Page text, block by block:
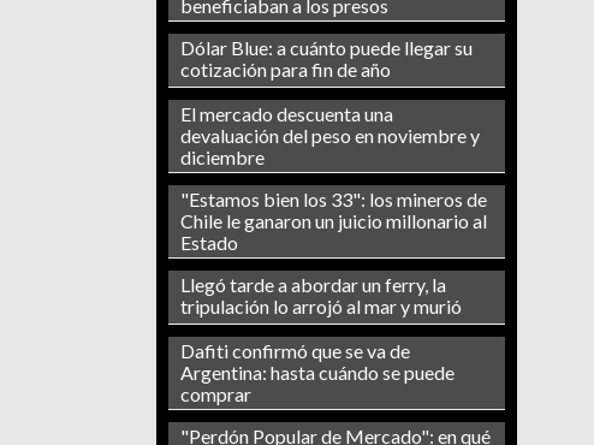
beneficiaban a los presos
Dólar Blue: a cuánto puede llegar su
cotización para fin de año
El mercado descuenta una
devaluación del peso en noviembre y
diciembre
"Estamos bien los 33": los mineros de
Chile le ganaron un juicio millonario al
Estado
Llegó tarde a abordar un ferry, la
tripulación lo arrojó al mar y murió
Dafiti confirmó que se va de
Argentina: hasta cuándo se puede
comprar
"Perdón Popular de Mercado": en qué